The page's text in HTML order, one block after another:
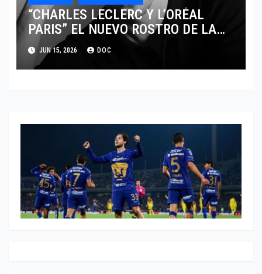
“CHARLES LECLERC Y L’ORÉAL
PARIS” EL NUEVO ROSTRO DE LA
EXCELENCIA Y LA MASCULINIDAD
MODERNA
JUN 15, 2026 DOC